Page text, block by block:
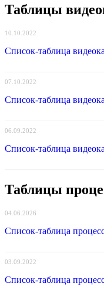
Таблицы
10.10.2022
Список-таблица
07.10.2022
Список-таблица
06.09.2022
Список-таблица
Таблицы
04.06.2026
Список-таблица
03.09.2022
Список-таблица